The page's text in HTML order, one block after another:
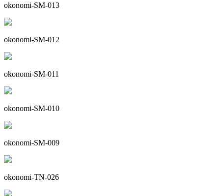
okonomi-SM-013
okonomi-SM-012
okonomi-SM-011
okonomi-SM-010
okonomi-SM-009
okonomi-TN-026